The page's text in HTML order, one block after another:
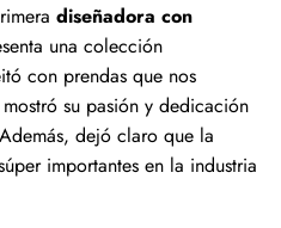
diseñadora con
una colección
con prendas que nos
su pasión y dedicación
dejó claro que la
importantes en la industria